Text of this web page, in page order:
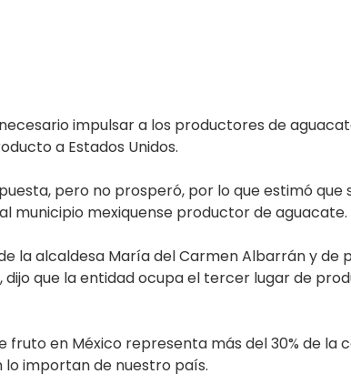
impulsar a los productores de
a Estados Unidos.
pero no prosperó, por lo que estimó
municipio mexiquense productor de aguacate.
la alcaldesa María del Carmen Albarrán y
que la entidad ocupa el tercer lugar de
en México representa más del 30% de la
lo importan de nuestro país.